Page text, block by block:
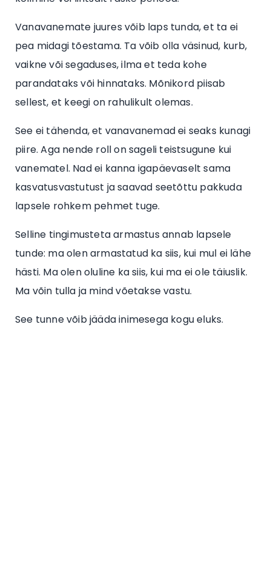
Vanavanemate juures võib laps tunda, et ta ei
pea midagi tõestama. Ta võib olla väsinud, kurb,
vaikne või segaduses, ilma et teda kohe
parandataks või hinnataks. Mõnikord piisab
sellest, et keegi on rahulikult olemas.
See ei tähenda, et vanavanemad ei seaks kunagi
piire. Aga nende roll on sageli teistsugune kui
vanematel. Nad ei kanna igapäevaselt sama
kasvatusvastutust ja saavad seetõttu pakkuda
lapsele rohkem pehmet tuge.
Selline tingimusteta armastus annab lapsele
tunde: ma olen armastatud ka siis, kui mul ei lähe
hästi. Ma olen oluline ka siis, kui ma ei ole täiuslik.
Ma võin tulla ja mind võetakse vastu.
See tunne võib jääda inimesega kogu eluks.